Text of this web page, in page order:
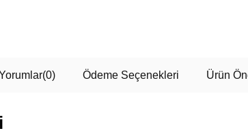
(0) Ödeme Seçenekleri Ürün